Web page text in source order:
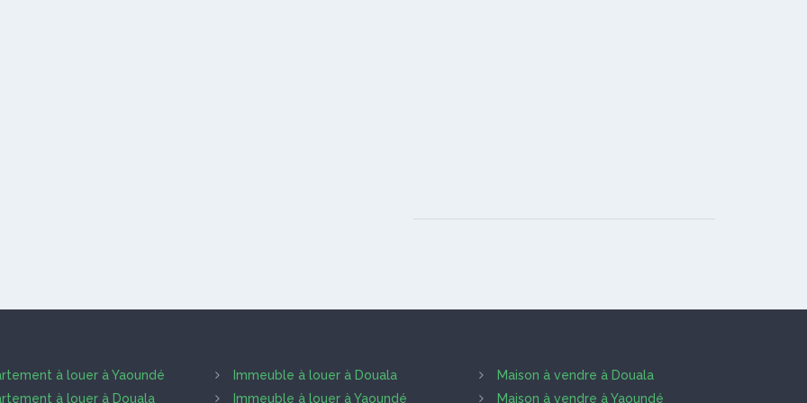
à louer à Yaoundé
à louer à Douala
Immeuble à louer à Douala
Immeuble à louer à Yaoundé
Maison à vendre à Douala
Maison à vendre à Yaoundé